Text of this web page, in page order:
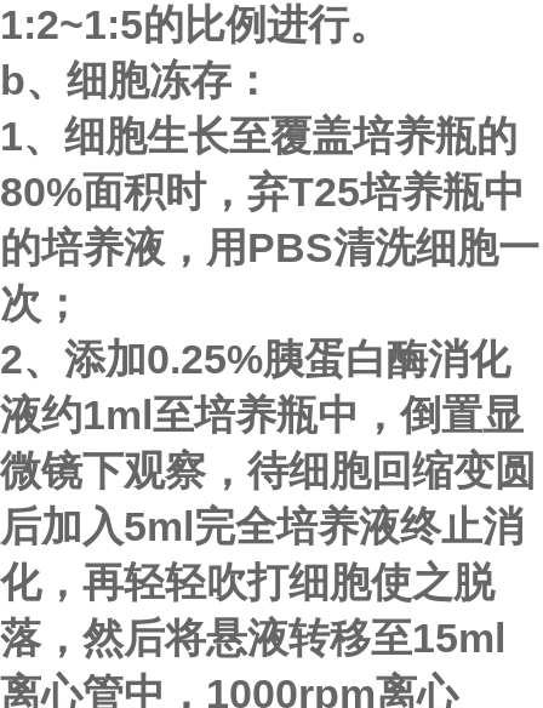
1:2~1:5的比例进行。
b、 细胞冻存：
1、细胞生长至覆盖培养瓶的
80%面积时，弃T25培养瓶中
的培养液，用PBS清洗细胞一
次；
2、添加0.25%胰蛋白酶消化
液约1ml至培养瓶中，倒置显
微镜下观察，待细胞回缩变圆
后加入5ml完全培养液终止消
化，再轻轻吹打细胞使之脱
落，然后将悬液转移至15ml
离心管中，1000rpm离心